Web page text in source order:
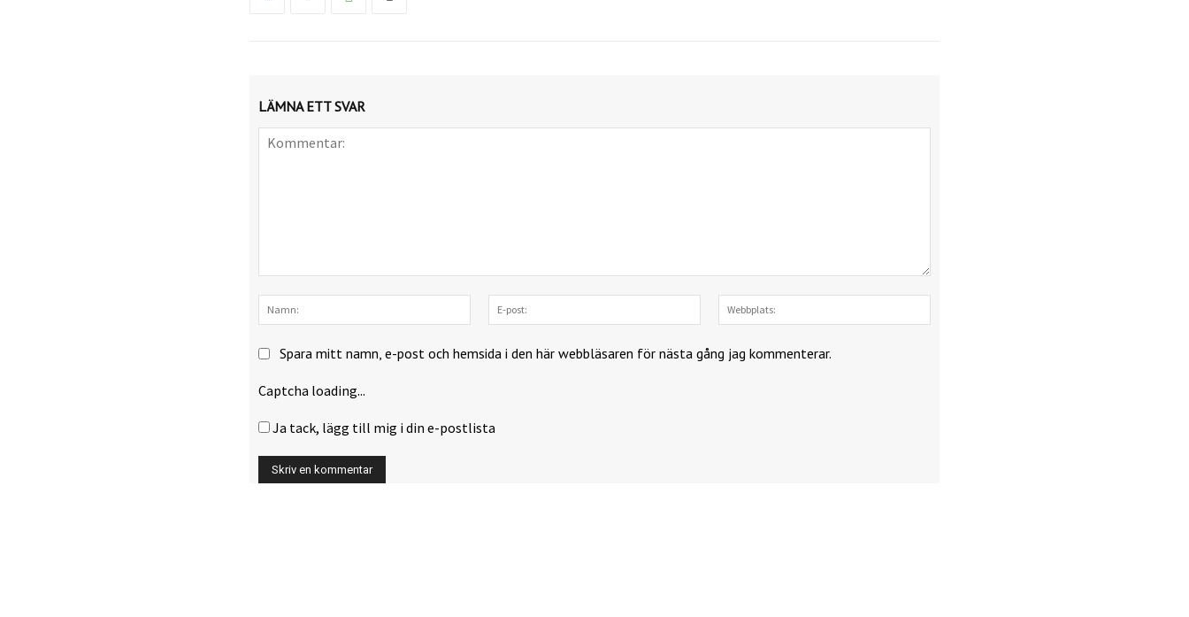
LÄMNA ETT SVAR
Namn:
post:
Spara mitt namn, e-post och hemsida i den här webbläsaren för nästa gång jag kommenterar.
Captcha loading...
Ja tack, lägg till mig i din e-postlista